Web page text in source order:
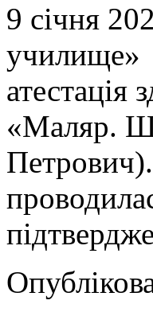
9 січня
училище»
атестація
«Маляр.
Петрович).